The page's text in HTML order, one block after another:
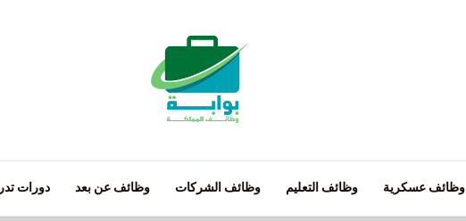
وظائف عسكرية وظائف التعليم وظائف الشركات وظائف عن بعد دورات